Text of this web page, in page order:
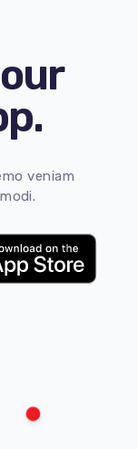
veniam